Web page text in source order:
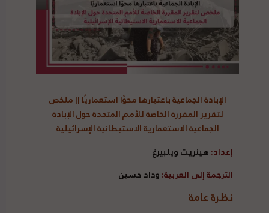
الإبادة الجماعية باعتبارها محوًا استعماريًا||ملخص
لتقرير المقررة الخاصة للأمم المتحدة حول الإبادة
الجماعية الاستعمارية الاستيطانية الإسرائيلية
إعداد:هينريت ويلبيرغ
الترجمة إلى العربية:وداد حسين
نظرة عامة